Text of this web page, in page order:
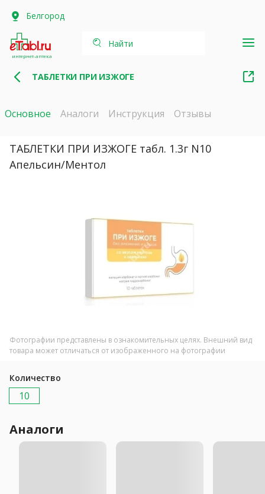
Белгород
интернет-аптека
Найти
ТАБЛЕТКИ ПРИ ИЗЖОГЕ
Основное Аналоги Инструкция Отзывы
ТАБЛЕТКИ ПРИ ИЗЖОГЕ табл. 1.3г N10
Апельсин/Ментол
Фотографии представлены в ознакомительных целях. Внешний вид
товара может отличаться от изображенного на фотографии
Количество
10
Аналоги